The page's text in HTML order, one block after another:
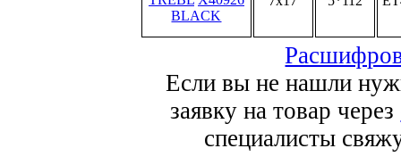
BLACK
Если вы не нашли
заявку на товар через
специалисты